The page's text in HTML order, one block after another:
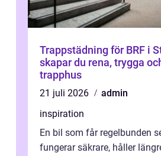
Trappstädning för BRF i
skapar du rena, trygga
trapphus
21 juli 2026
admin
inspiration
En bil som får regelbunden
fungerar säkrare, håller